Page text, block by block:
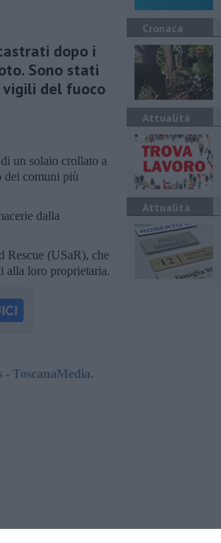
dopo i
Sono stati
del fuoco
un solaio crollato a
dei comuni più
dalla
Rescue (USaR), che
alla loro proprietaria.
- ToscanaMedia.
Cronaca
Attualità
Attualità